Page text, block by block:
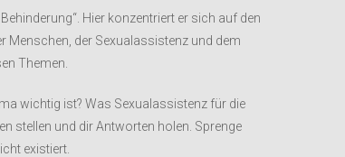
Hier konzentriert er sich auf den
Menschen, der Sexualassistenz und dem
Themen.
wichtig ist? Was Sexualassistenz für die
stellen und dir Antworten holen. Sprenge
existiert.